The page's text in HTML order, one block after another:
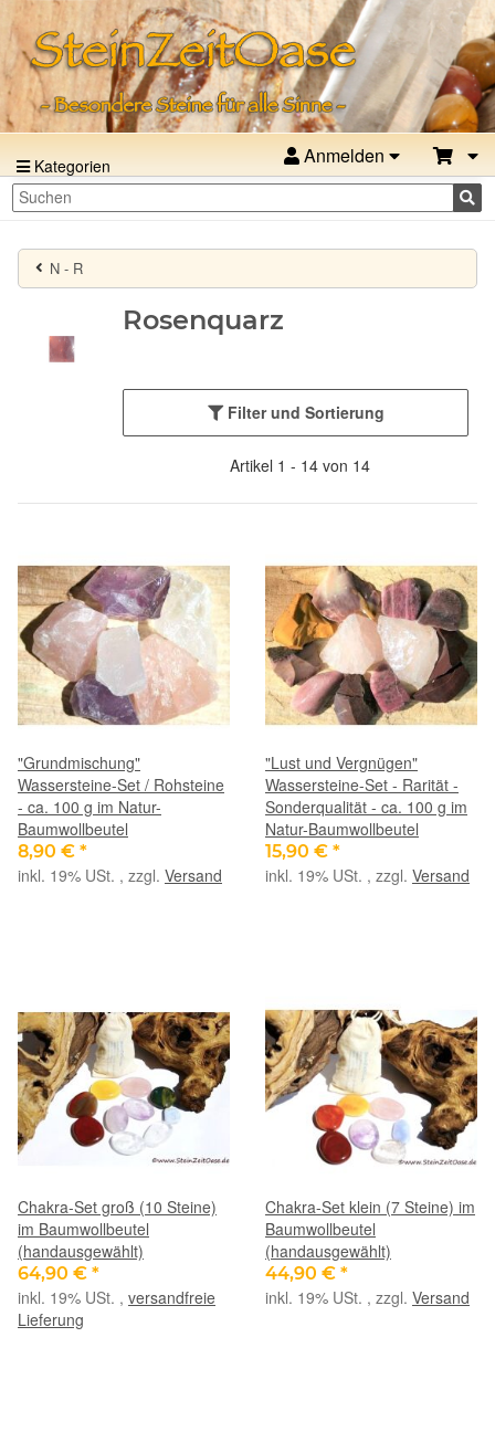
Kategorien Anmelden
N - R
Rosenquarz
Filter und Sortierung
Artikel 1 - 14 von 14
"Grundmischung"
Wassersteine-Set / Rohsteine
- ca. 100 g im Natur-
Baumwollbeutel
8,90 € *
inkl. 19% USt. , zzgl. Versand
"Lust und Vergnügen"
Wassersteine-Set - Rarität -
Sonderqualität - ca. 100 g im
Natur-Baumwollbeutel
15,90 € *
inkl. 19% USt. , zzgl. Versand
Chakra-Set groß (10 Steine)
im Baumwollbeutel
(handausgewählt)
64,90 € *
inkl. 19% USt. , versandfreie
Lieferung
Chakra-Set klein (7 Steine) im
Baumwollbeutel
(handausgewählt)
44,90 € *
inkl. 19% USt. , zzgl. Versand